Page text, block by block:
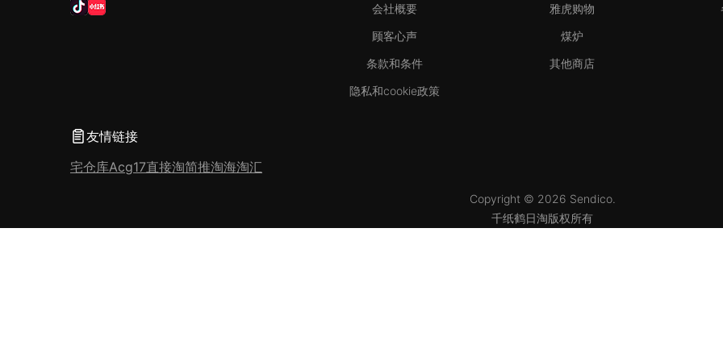
会社概要
顾客心声
条款和条件
隐私和cookie政策
雅虎购物
煤炉
其他商店
友情链接
宅仓库Acg17直接淘简推淘海淘汇
Copyright © 2026 Sendico.
千纸鹤日淘版权所有